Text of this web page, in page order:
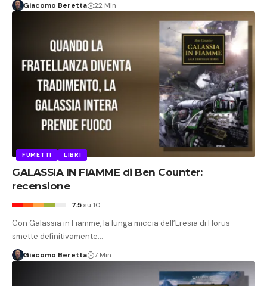
Giacomo Beretta 22 Min
FUMETTI LIBRI
GALASSIA IN FIAMME di Ben Counter:
recensione
7.5su 10
Con Galassia in Fiamme, la lunga miccia dell’Eresia di Horus
smette definitivamente…
Giacomo Beretta 7 Min